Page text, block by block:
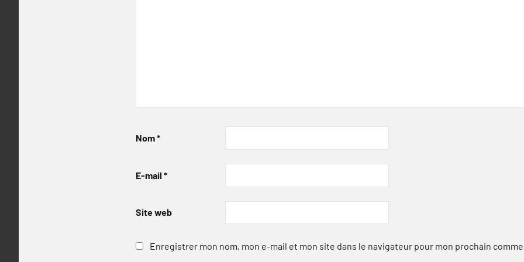
Nom*
E-mail *
Site web
Enregistrer mon nom, mon e-mail et mon site dans le navigateur pour mon prochain